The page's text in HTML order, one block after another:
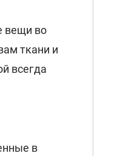
вещи во
ткани и
всегда
в